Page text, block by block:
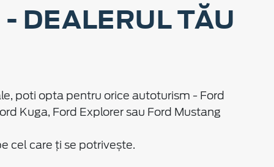
DEALERUL TĂU
poti opta pentru orice autoturism - Ford
Kuga, Ford Explorer sau Ford Mustang
cel care ți se potrivește.